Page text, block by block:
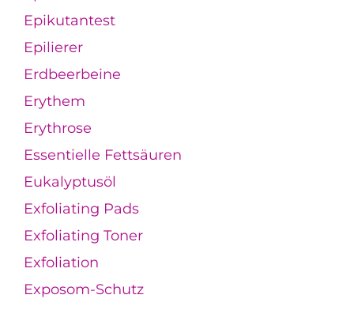
Epikutantest
Epilierer
Erdbeerbeine
Erythem
Erythrose
Essentielle Fettsäuren
Eukalyptusöl
Exfoliating Pads
Exfoliating Toner
Exfoliation
Exposom-Schutz